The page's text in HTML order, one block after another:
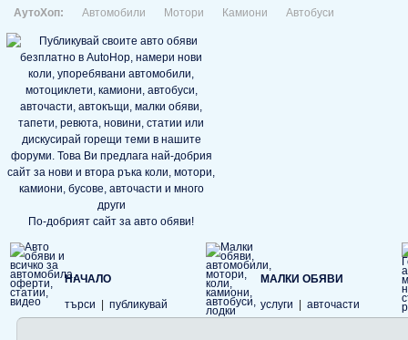
АутоХоп: Автомобили Мотори Камиони Автобуси
По-добрият сайт за авто обяви!
НАЧАЛО
търси
публикувай
МАЛКИ ОБЯВИ
услуги
авточасти